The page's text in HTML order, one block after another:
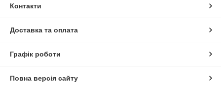
Контакти
Доставка та оплата
Графік роботи
Повна версія сайту